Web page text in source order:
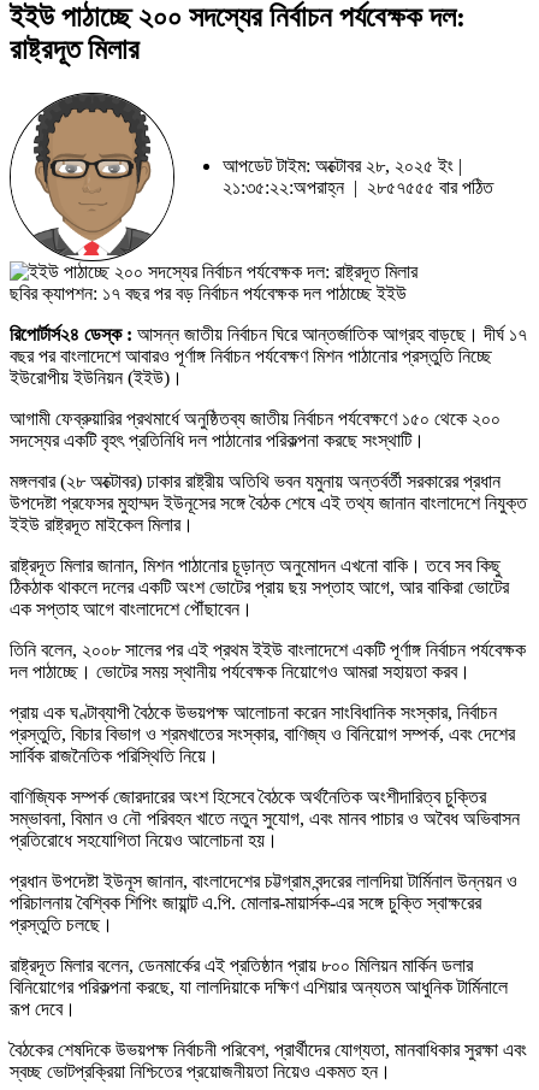
ইইউ পাঠাচ্ছে ২০০ সদস্যের নির্বাচন পর্যবেক্ষক দল:
রাষ্ট্রদূত মিলার
আপডেট টাইম: অক্টোবর ২৮, ২০২৫ ইং |
২১:৩৫:২২:অপরাহ্ন | ২৮৫৭৫৫৫ বার পঠিত
ছবির ক্যাপশন: ১৭ বছর পর বড় নির্বাচন পর্যবেক্ষক দল পাঠাচ্ছে ইইউ
রিপোর্টার্স২৪ ডেস্ক : আসন্ন জাতীয় নির্বাচন ঘিরে আন্তর্জাতিক আগ্রহ বাড়ছে। দীর্ঘ ১৭
বছর পর বাংলাদেশে আবারও পূর্ণাঙ্গ নির্বাচন পর্যবেক্ষণ মিশন পাঠানোর প্রস্তুতি নিচ্ছে
ইউরোপীয় ইউনিয়ন (ইইউ)।
আগামী ফেব্রুয়ারির প্রথমার্ধে অনুষ্ঠিতব্য জাতীয় নির্বাচন পর্যবেক্ষণে ১৫০ থেকে ২০০
সদস্যের একটি বৃহৎ প্রতিনিধি দল পাঠানোর পরিকল্পনা করছে সংস্থাটি।
মঙ্গলবার (২৮ অক্টোবর) ঢাকার রাষ্ট্রীয় অতিথি ভবন যমুনায় অন্তর্বর্তী সরকারের প্রধান
উপদেষ্টা প্রফেসর মুহাম্মদ ইউনূসের সঙ্গে বৈঠক শেষে এই তথ্য জানান বাংলাদেশে নিযুক্ত
ইইউ রাষ্ট্রদূত মাইকেল মিলার।
রাষ্ট্রদূত মিলার জানান, মিশন পাঠানোর চূড়ান্ত অনুমোদন এখনো বাকি। তবে সব কিছু
ঠিকঠাক থাকলে দলের একটি অংশ ভোটের প্রায় ছয় সপ্তাহ আগে, আর বাকিরা ভোটের
এক সপ্তাহ আগে বাংলাদেশে পৌঁছাবেন।
তিনি বলেন, ২০০৮ সালের পর এই প্রথম ইইউ বাংলাদেশে একটি পূর্ণাঙ্গ নির্বাচন পর্যবেক্ষক
দল পাঠাচ্ছে। ভোটের সময় স্থানীয় পর্যবেক্ষক নিয়োগেও আমরা সহায়তা করব।
প্রায় এক ঘণ্টাব্যাপী বৈঠকে উভয়পক্ষ আলোচনা করেন সাংবিধানিক সংস্কার, নির্বাচন
প্রস্তুতি, বিচার বিভাগ ও শ্রমখাতের সংস্কার, বাণিজ্য ও বিনিয়োগ সম্পর্ক, এবং দেশের
সার্বিক রাজনৈতিক পরিস্থিতি নিয়ে।
বাণিজ্যিক সম্পর্ক জোরদারের অংশ হিসেবে বৈঠকে অর্থনৈতিক অংশীদারিত্ব চুক্তির
সম্ভাবনা, বিমান ও নৌ পরিবহন খাতে নতুন সুযোগ, এবং মানব পাচার ও অবৈধ অভিবাসন
প্রতিরোধে সহযোগিতা নিয়েও আলোচনা হয়।
প্রধান উপদেষ্টা ইউনূস জানান, বাংলাদেশের চট্টগ্রাম বন্দরের লালদিয়া টার্মিনাল উন্নয়ন ও
পরিচালনায় বৈশ্বিক শিপিং জায়ান্ট এ.পি. মোলার-মায়ার্সক-এর সঙ্গে চুক্তি স্বাক্ষরের
প্রস্তুতি চলছে।
রাষ্ট্রদূত মিলার বলেন, ডেনমার্কের এই প্রতিষ্ঠান প্রায় ৮০০ মিলিয়ন মার্কিন ডলার
বিনিয়োগের পরিকল্পনা করছে, যা লালদিয়াকে দক্ষিণ এশিয়ার অন্যতম আধুনিক টার্মিনালে
রূপ দেবে।
বৈঠকের শেষদিকে উভয়পক্ষ নির্বাচনী পরিবেশ, প্রার্থীদের যোগ্যতা, মানবাধিকার সুরক্ষা এবং
স্বচ্ছ ভোটপ্রক্রিয়া নিশ্চিতের প্রয়োজনীয়তা নিয়েও একমত হন।